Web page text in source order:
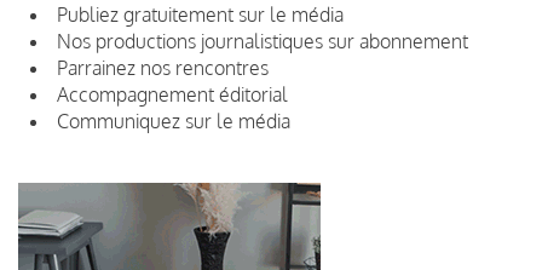
Publiez gratuitement sur le média
Nos productions journalistiques sur abonnement
Parrainez nos rencontres
Accompagnement éditorial
Communiquez sur le média